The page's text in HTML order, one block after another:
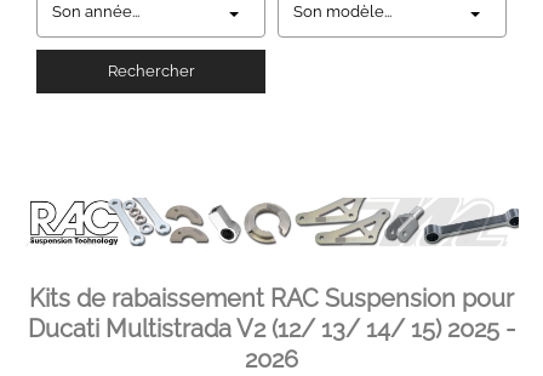
Son année... Son modèle...
Rechercher
Kits de rabaissement RAC Suspension pour
Ducati Multistrada V2 (12/ 13/ 14/ 15) 2025 -
2026